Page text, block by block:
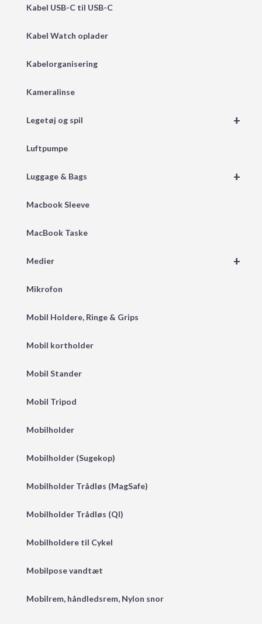
Kabel USB-C til USB-C
Kabel Watch oplader
Kabelorganisering
Kameralinse
+
Legetøj og spil
Luftpumpe
+
Luggage & Bags
Macbook Sleeve
MacBook Taske
+
Medier
Mikrofon
Mobil Holdere, Ringe & Grips
Mobil kortholder
Mobil Stander
Mobil Tripod
Mobilholder
Mobilholder (Sugekop)
Mobilholder Trådløs (MagSafe)
Mobilholder Trådløs (QI)
Mobilholdere til Cykel
Mobilpose vandtæt
Mobilrem, håndledsrem, Nylon snor